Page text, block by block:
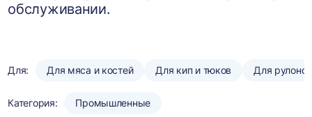
обслуживании.
Для: Для мяса и костей Для кип и тюков Для рулонов
Категория: Промышленные